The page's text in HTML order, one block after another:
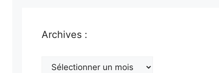
Archives :
Archives